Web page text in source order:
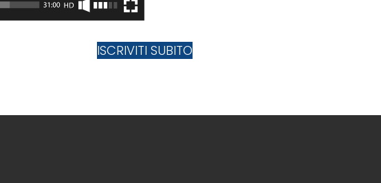
ISCRIVITI SUBITO